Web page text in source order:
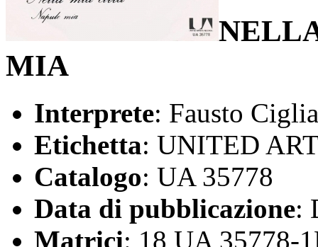
MIA
Interprete: Fausto
Etichetta: UNITED
Catalogo: UA 35778
Data di pubblicazione:
Matrici: 18 UA 35778-